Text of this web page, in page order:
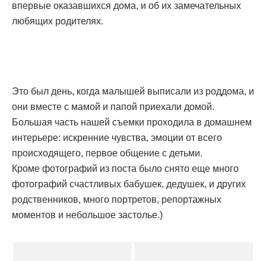
впервые оказавшихся дома, и об их замечательных
любящих родителях.
Это был день, когда малышей выписали из роддома, и
они вместе с мамой и папой приехали домой.
Большая часть нашей съемки проходила в домашнем
интерьере: искренние чувства, эмоции от всего
происходящего, первое общение с детьми.
Кроме фотографий из поста было снято еще много
фотографий счастливых бабушек, дедушек, и других
родственников, много портретов, репортажных
моментов и небольшое застолье.)